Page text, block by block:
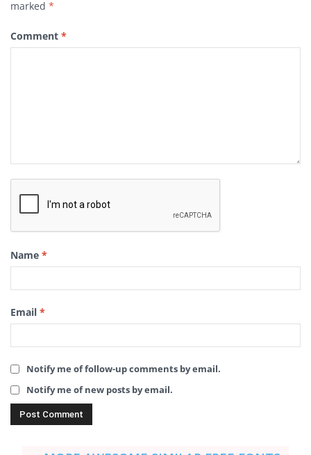
marked *
Comment *
Name *
Email *
Notify me of follow-up comments by email.
Notify me of new posts by email.